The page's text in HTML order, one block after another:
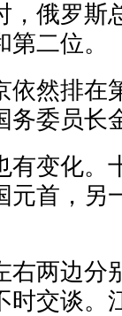
，俄罗斯
二位。
依然排在
务委员长
有变化。
元首，另
右两边分
时交谈。